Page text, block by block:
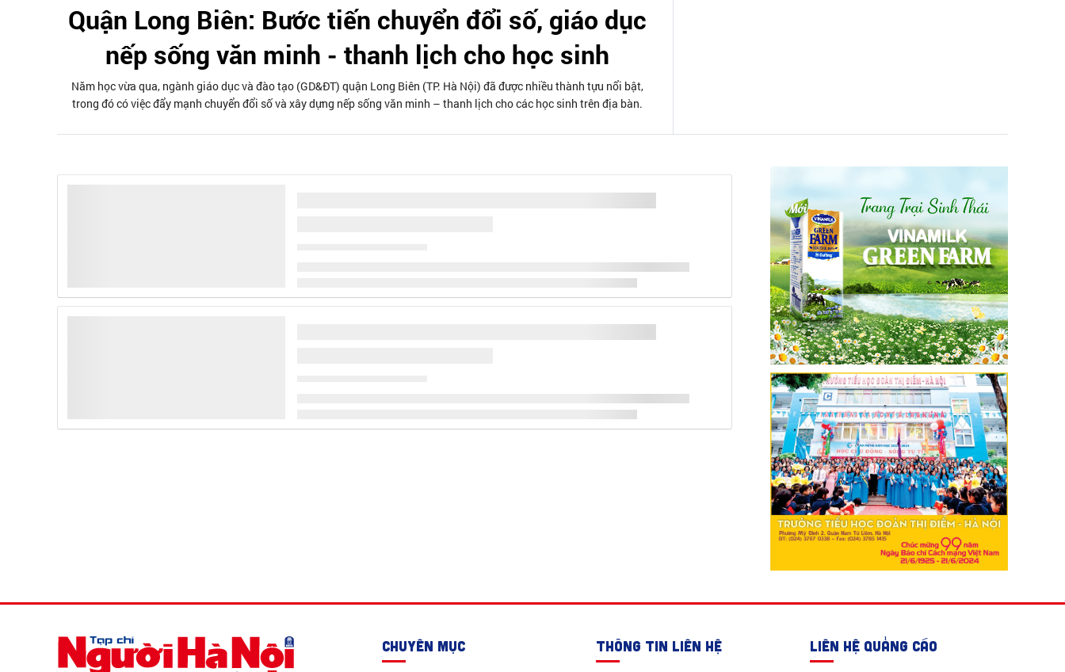
Quận Long Biên: Bước tiến chuyển đổi số, giáo dục
nếp sống văn minh - thanh lịch cho học sinh
Năm học vừa qua, ngành giáo dục và đào tạo (GD&ĐT) quận Long Biên (TP. Hà Nội) đã được nhiều thành tựu nổi bật,
trong đó có việc đẩy mạnh chuyển đổi số và xây dựng nếp sống văn minh – thanh lịch cho các học sinh trên địa bàn.
CHUYÊN MỤC THÔNG TIN LIÊN HỆ LIÊN HỆ QUẢNG CÁO